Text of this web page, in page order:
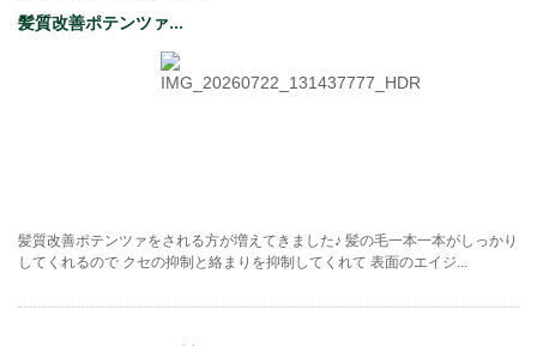
髪質改善ポテンツァ...
髪質改善ポテンツァをされる方が増えてきました♪ 髪の毛一本一本がしっかり
してくれるので クセの抑制と絡まりを抑制してくれて 表面のエイジ...